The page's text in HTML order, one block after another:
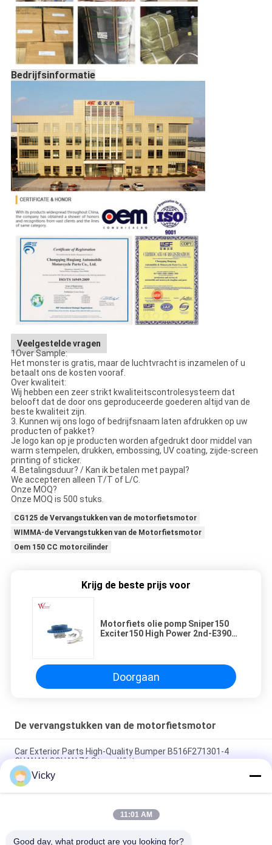
Bedrijfsinformatie
Veelgestelde vragen
1Over Sample:
Het monster is gratis, maar de luchtvracht is inzamelen of u
betaalt ons de kosten vooraf.
Over kwaliteit:
Wij hebben een zeer strikt kwaliteitscontrolesysteem dat
belooft dat de door ons geproduceerde goederen altijd van de
beste kwaliteit zijn.
3. Kunnen wij ons logo of bedrijfsnaam laten afdrukken op uw
producten of pakket?
Je logo kan op je producten worden afgedrukt door middel van
warm stempelen, drukken, embossing, UV coating, zijde-screen
printing of sticker.
4. Betalingsduur? / Kan ik betalen met paypal?
We accepteren alleen T/T of L/C.
Onze MOQ?
Onze MOQ is 500 stuks.
CG125 de Vervangstukken van de motorfietsmotor
WIMMA-de Vervangstukken van de Motorfietsmotor
Oem 150 CC motorcilinder
Krijg de beste prijs voor
Motorfiets olie pomp Sniper150
Exciter150 High Power 2nd-E3907-
Doorgaan
De vervangstukken van de motorfietsmotor
Car Exterior Parts High-Quality Bumper B516F271301-4
CHANAN OSHAN​ Z6 Starry White
Startmotor Honda EX5 Motorfiets motor onderdelen
goedkoop groothandel met hoge prestaties
Motorfietsversteker voor CPR8EAIX-9 China Leveranciers
Vicky
11:01 AM
Good day, what product are you looking for?